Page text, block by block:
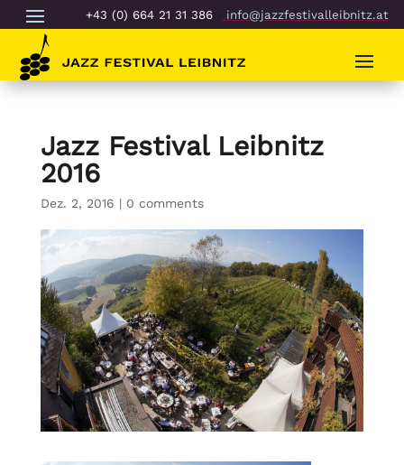
+43 (0) 664 21 31 386 info@jazzfestivalleibnitz.at
Jazz Festival Leibnitz
2016
Dez. 2, 2016 | 0 comments